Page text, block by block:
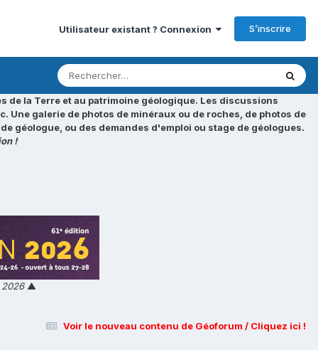
Utilisateur existant ? Connexion S’inscrire
de la Terre et au patrimoine géologique. Les discussions
galerie de photos de minéraux ou de roches, de photos de
géologue, ou des demandes d'emploi ou stage de géologues.
!
▲
Voir le nouveau contenu de Géoforum / Cliquez ici !